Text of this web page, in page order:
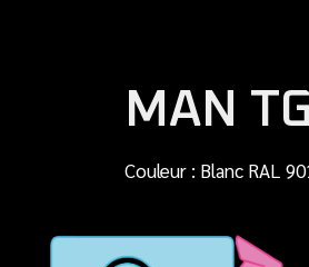
MAN
Couleur : Blanc RAL